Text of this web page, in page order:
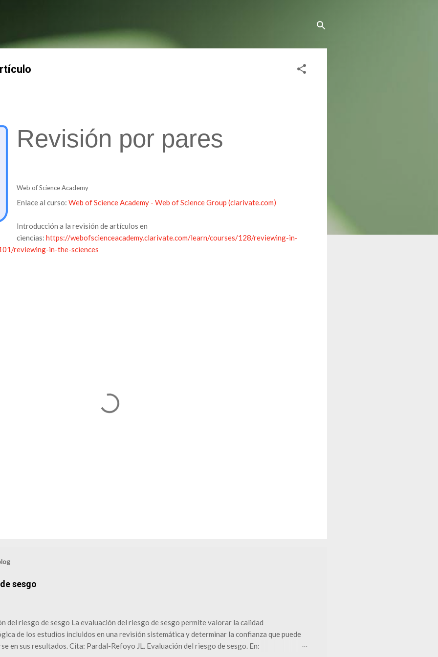
Revisión por pares
Web of Science Academy
Enlace al curso: Web of Science Academy - Web of Science Group (clarivate.com)
Introducción a la revisión de artículos en
ciencias: https://webofscienceacademy.clarivate.com/learn/courses/128/reviewing-in-
reviewing-in-the-sciences
sesgo
del riesgo de sesgo La evaluación del riesgo de sesgo permite valorar la calidad
de los estudios incluidos en una revisión sistemática y determinar la confianza que puede
en sus resultados. Cita: Pardal-Refoyo JL. Evaluación del riesgo de sesgo. En: